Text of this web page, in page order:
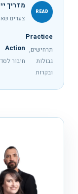
READ
מדריך
צעדים
Practice
תרחישים,
גבולות
ובקרות
Action
חיבור